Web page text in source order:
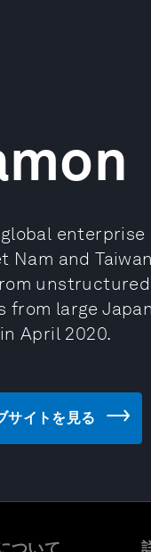
global
Nam and
from large
April 2020.
サイトを見る
ついて